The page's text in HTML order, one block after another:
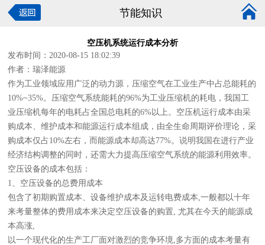
节能知识
空压机系统运行成本分析
发布时间：2020-08-15 18:02:39
作者：瑞泽能源
作为工业领域应用广泛的动力源，压缩空气在工业生产中占总能耗的
10%~35%。压缩空气系统能耗的96%为工业压缩机的耗电，我国工
业压缩机每年的电耗占全国总电耗的6%以上。空压机运行成本由采
购成本、维护成本和能源运行成本组成，由全生命周期评价理论，采
购成本仅占10%左右，而能源成本却高达77%。说明我国在进行产业
经济结构调整的同时，还需大力提高压缩空气系统的能源利用效率。
空压设备的成本包括：
1、空压设备的总费用成本
包含了初期购置成本、设备维护成本及运转电费成本,一般都以十年
来考量整体的费用成本来决定空压设备的购置, 尤其在今天的能源成
本高涨,
以一个现代化的生产工厂面对激烈的竞争环境,多方面的成本考量有